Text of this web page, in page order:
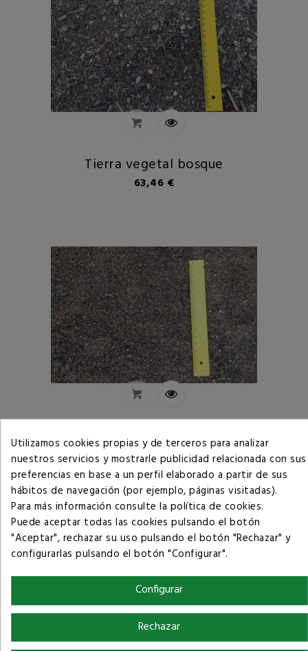
Tierra vegetal bosque
Precio
63,46 €
Tierra vegetal con sablón
Precio
64,13 €
Utilizamos cookies propias y de terceros para analizar
nuestros servicios y mostrarle publicidad relacionada con sus
preferencias en base a un perfil elaborado a partir de sus
hábitos de navegación (por ejemplo, páginas visitadas).
Para más información consulte la política de cookies.
Puede aceptar todas las cookies pulsando el botón
"Aceptar", rechazar su uso pulsando el botón "Rechazar" y
configurarlas pulsando el botón "Configurar".
Configurar
Rechazar